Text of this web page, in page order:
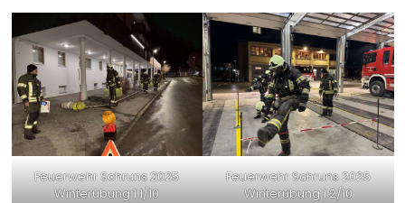
Feuerwehr Schruns 2025
Winterübung 1 1/10
Feuerwehr Schruns 2025
Winterübung 1 2/10